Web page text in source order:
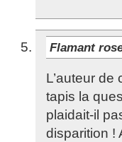
Flamant
L’auteur
tapis la
plaidait-il
disparition !